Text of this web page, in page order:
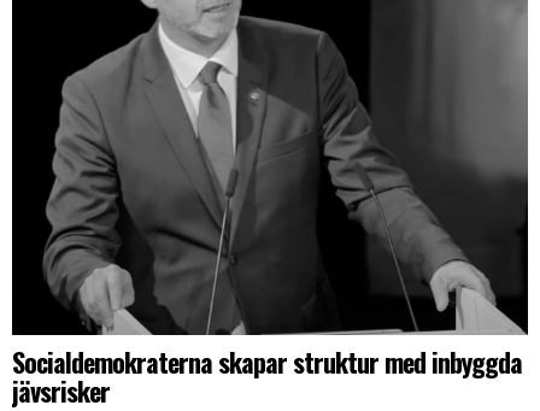
Socialdemokraterna skapar struktur med inbyggda
jävsrisker